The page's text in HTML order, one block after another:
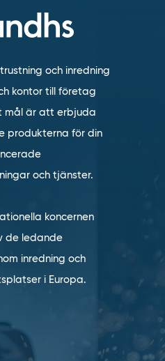
och inredning
kontor till företag
mål är att erbjuda
produkterna för din
och tjänster.
koncernen
de ledande
inredning och
i Europa.